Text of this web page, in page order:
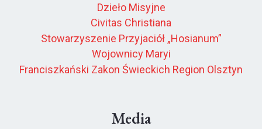
Dzieło Misyjne
Civitas Christiana
Stowarzyszenie Przyjaciół „Hosianum”
Wojownicy Maryi
Franciszkański Zakon Świeckich Region Olsztyn
Media